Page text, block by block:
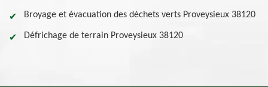
Broyage et évacuation des déchets verts Proveysieux 38120
Défrichage de terrain Proveysieux 38120